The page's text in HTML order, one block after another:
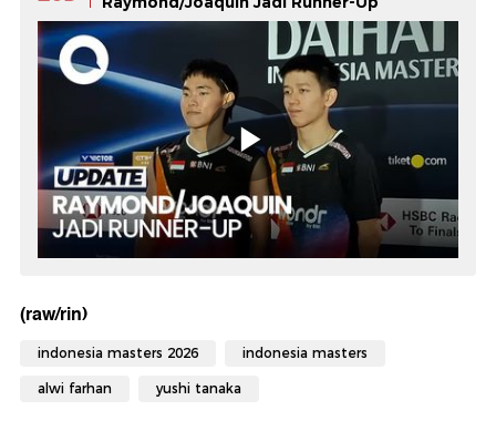
(raw/rin)
indonesia masters 2026 indonesia masters
alwi farhan yushi tanaka